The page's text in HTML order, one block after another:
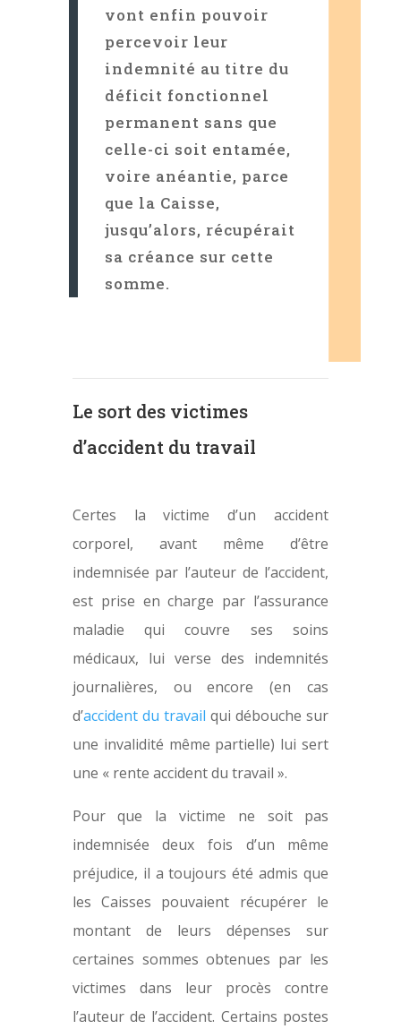
vont enfin pouvoir
percevoir leur
indemnité au titre du
déficit fonctionnel
permanent sans que
celle-ci soit entamée,
voire anéantie, parce
que la Caisse,
jusqu’alors, récupérait
sa créance sur cette
somme.
Le sort des victimes
d’accident du travail
Certes la victime d’un accident
corporel, avant même d’être
indemnisée par l’auteur de l’accident,
est prise en charge par l’assurance
maladie qui couvre ses soins
médicaux, lui verse des indemnités
journalières, ou encore (en cas
d’accident du travail qui débouche sur
une invalidité même partielle) lui sert
une « rente accident du travail ».
Pour que la victime ne soit pas
indemnisée deux fois d’un même
préjudice, il a toujours été admis que
les Caisses pouvaient récupérer le
montant de leurs dépenses sur
certaines sommes obtenues par les
victimes dans leur procès contre
l’auteur de l’accident. Certains postes